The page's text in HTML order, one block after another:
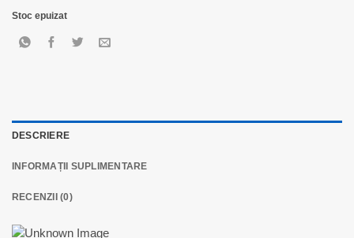
Stoc epuizat
DESCRIERE
INFORMAȚII SUPLIMENTARE
RECENZII (0)